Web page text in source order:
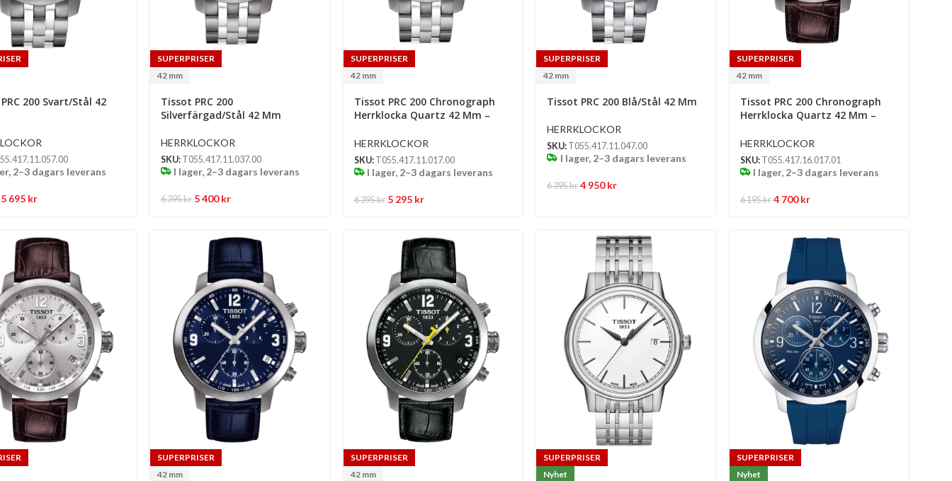
200 Svart/Stål 42
2–3 dagars leverans
5 695 kr
SUPERPRISER
42 mm
Tissot PRC 200
Silverfärgad/Stål 42 Mm
HERRKLOCKOR
SKU: T055.417.11.037.00
I lager, 2–3 dagars leverans
6 395kr 5 400kr
SUPERPRISER
42 mm
Tissot PRC 200 Chronograph
Herrklocka Quartz 42 Mm –
Silverfärgad Boett Och
Stållänk
HERRKLOCKOR
SKU: T055.417.11.017.00
I lager, 2–3 dagars leverans
6 395kr 5 295 kr
SUPERPRISER
42 mm
Tissot PRC 200 Blå/Stål 42 Mm
HERRKLOCKOR
SKU: T055.417.11.047.00
I lager, 2–3 dagars leverans
6 395kr 4 950kr
SUPERPRISER
42 mm
Tissot PRC 200 Chronograph
Herrklocka Quartz 42 Mm –
Silverfärgad Boett Och Brun
Läderrem
HERRKLOCKOR
SKU: T055.417.16.017.01
I lager, 2–3 dagars leverans
6 195kr 4 700kr
SUPERPRISER
42 mm
SUPERPRISER
42 mm
SUPERPRISER
Nyhet
SUPERPRISER
Nyhet